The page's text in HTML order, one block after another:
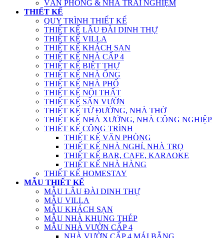
VĂN PHÒNG & NHÀ TRẢI NGHIỆM
THIẾT KẾ
QUY TRÌNH THIẾT KẾ
THIẾT KẾ LÂU ĐÀI DINH THỰ
THIẾT KẾ VILLA
THIẾT KẾ KHÁCH SẠN
THIẾT KẾ NHÀ CẤP 4
THIẾT KẾ BIỆT THỰ
THIẾT KẾ NHÀ ỐNG
THIẾT KẾ NHÀ PHỐ
THIẾT KẾ NỘI THẤT
THIẾT KẾ SÂN VƯỜN
THIẾT KẾ TỪ ĐƯỜNG, NHÀ THỜ
THIẾT KẾ NHÀ XƯỞNG, NHÀ CÔNG NGHIỆP
THIẾT KẾ CÔNG TRÌNH
THIẾT KẾ VĂN PHÒNG
THIẾT KẾ NHÀ NGHỈ, NHÀ TRỌ
THIẾT KẾ BAR, CAFE, KARAOKE
THIẾT KẾ NHÀ HÀNG
THIẾT KẾ HOMESTAY
MẪU THIẾT KẾ
MẪU LÂU ĐÀI DINH THỰ
MẪU VILLA
MẪU KHÁCH SẠN
MẪU NHÀ KHUNG THÉP
MẪU NHÀ VƯỜN CẤP 4
NHÀ VƯỜN CẤP 4 MÁI BẰNG